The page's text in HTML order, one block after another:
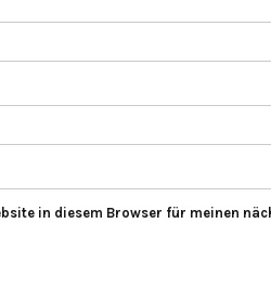
in diesem Browser für meinen